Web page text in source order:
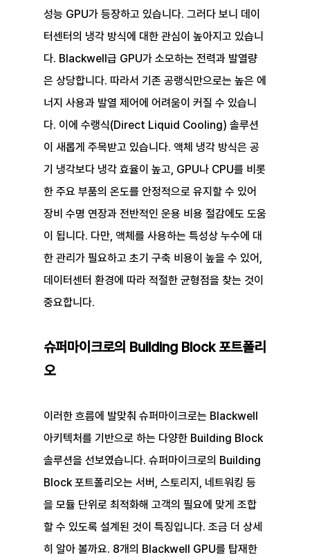
성능 GPU가 등장하고 있습니다. 그러다 보니 데이
터센터의 냉각 방식에 대한 관심이 높아지고 있습니
다. Blackwell급 GPU가 소모하는 전력과 발열량
은 상당합니다. 따라서 기존 공랭식만으로는 높은 에
너지 사용과 발열 제어에 어려움이 커질 수 있습니
다. 이에 수랭식(Direct Liquid Cooling) 솔루션
이 새롭게 주목받고 있습니다. 액체 냉각 방식은 공
기 냉각보다 냉각 효율이 높고, GPU나 CPU를 비롯
한 주요 부품의 온도를 안정적으로 유지할 수 있어
장비 수명 연장과 전반적인 운용 비용 절감에도 도움
이 됩니다. 다만, 액체를 사용하는 특성상 누수에 대
한 관리가 필요하고 초기 구축 비용이 높을 수 있어,
데이터센터 환경에 따라 적절한 균형점을 찾는 것이
중요합니다.
슈퍼마이크로의 Building Block 포트폴리
오
이러한 흐름에 발맞춰 슈퍼마이크로는 Blackwell
아키텍처를 기반으로 하는 다양한 Building Block
솔루션을 선보였습니다. 슈퍼마이크로의 Building
Block 포트폴리오는 서버, 스토리지, 네트워킹 등
을 모듈 단위로 최적화해 고객의 필요에 맞게 조합
할 수 있도록 설계된 것이 특징입니다. 조금 더 상세
히 알아 볼까요. 8개의 Blackwell GPU를 탑재한